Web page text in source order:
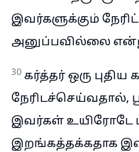
இவர்களுக்கும்
அனுப்பவில்லை
30 கர்த்தர் ஒரு புதிய
நேரிடச்செய்வதால்,
இவர்கள் உயிரோடே
இறங்கத்தக்கதாக